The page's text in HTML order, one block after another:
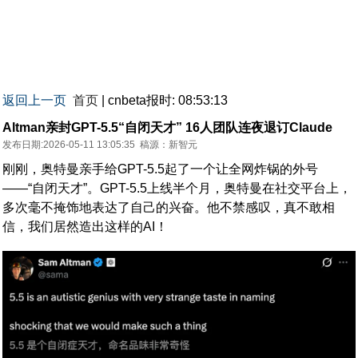
返回上一页 首页 | cnbeta报时: 08:53:13
Altman亲封GPT-5.5“自闭天才” 16人团队连夜退订Claude
发布日期:2026-05-11 13:05:35 稿源： 新智元
刚刚，奥特曼亲手给GPT-5.5起了一个让全网炸锅的外号
——“自闭天才”。GPT-5.5上线半个月，奥特曼在社交平台上，
多次毫不掩饰地表达了自己的兴奋。他不禁感叹，真不敢相
信，我们居然造出这样的AI！